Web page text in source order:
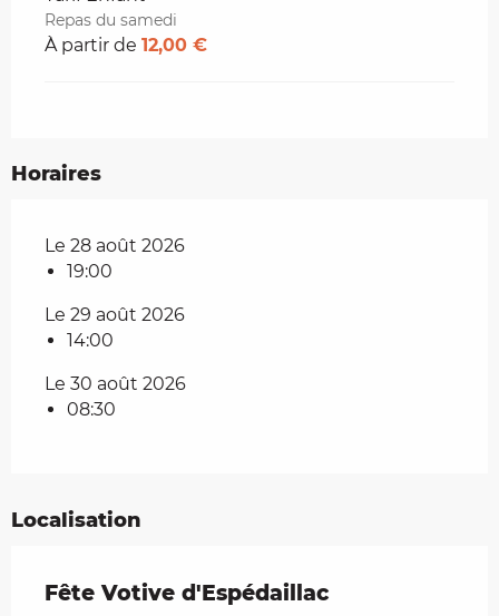
Repas du samedi
À partir de 12,00 €
Horaires
Le 28 août 2026
19:00
Le 29 août 2026
14:00
Le 30 août 2026
08:30
Localisation
Fête Votive d'Espédaillac